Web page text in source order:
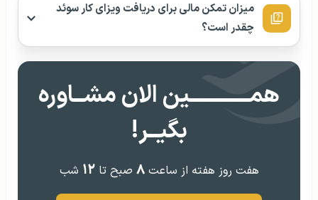
میزان تمکن مالی برای دریافت ویزای کار سوئد
چقدر است؟
همــــــــــــین الان مشــاوره
بگیــر!
هفت روز هفته از ساعت۸ صبح تا۱۲ شب